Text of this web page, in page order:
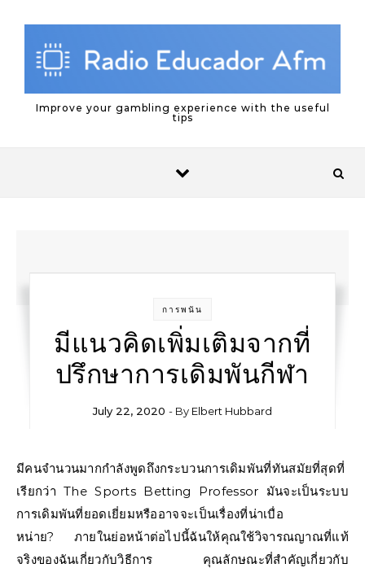
Improve your gambling experience with the useful
tips
การพนัน
มีแนวคิดเพิ่มเติมจากที่
ปรึกษาการเดิมพันกีฬา
July 22, 2020 - By Elbert Hubbard
มีคนจำนวนมากกำลังพูดถึงกระบวนการเดิมพันที่ทันสมัยที่สุดที่
เรียกว่า The Sports Betting Professor มันจะเป็นระบบ
การเดิมพันที่ยอดเยี่ยมหรืออาจจะเป็นเรื่องที่น่าเบื่อ
หน่าย? ภายในย่อหน้าต่อไปนี้ฉันให้คุณใช้วิจารณญาณที่แท้
จริงของฉันเกี่ยวกับวิธีการ คุณลักษณะที่สำคัญเกี่ยวกับ